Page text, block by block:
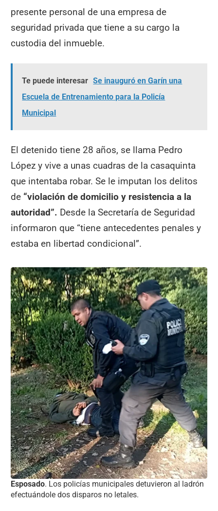
presente personal de una empresa de
seguridad privada que tiene a su cargo la
custodia del inmueble.
Te puede interesar Se inauguró en Garín una
Escuela de Entrenamiento para la Policía
Municipal
El detenido tiene 28 años, se llama Pedro
López y vive a unas cuadras de la casaquinta
que intentaba robar. Se le imputan los delitos
de “violación de domicilio y resistencia a la
autoridad”. Desde la Secretaría de Seguridad
informaron que “tiene antecedentes penales y
estaba en libertad condicional”.
Esposado. Los policías municipales detuvieron al ladrón
efectuándole dos disparos no letales.